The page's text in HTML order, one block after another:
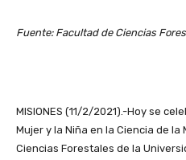
Fuente: Facultad de Ciencias
MISIONES (11/2/2021).-Hoy se
Mujer y la Niña en la Ciencia de la
Ciencias Forestales de la